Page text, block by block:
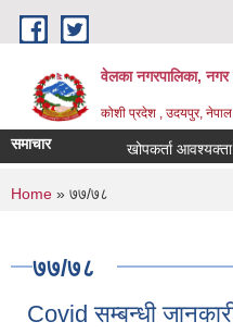
Skip to main content
वेलका नगरपालिका, नगर
कोशी प्रदेश , उदयपुर, नेपाल
समाचार खोपकर्ता आवश्यक्ता
You are here
Home » ७७/७८
७७/७८
Covid सम्बन्धी